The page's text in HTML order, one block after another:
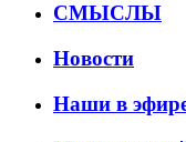
СМЫСЛЫ
Новости
Наши в